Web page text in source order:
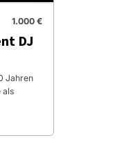
1.000 €
DJ
Jahren
als